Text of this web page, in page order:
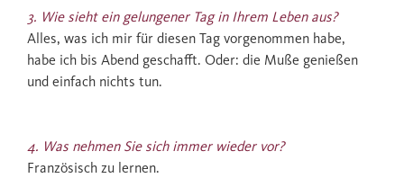
3. Wie sieht ein gelungener Tag in Ihrem Leben aus?
Alles, was ich mir für diesen Tag vorgenommen habe,
habe ich bis Abend geschafft. Oder: die Muße genießen
und einfach nichts tun.
4. Was nehmen Sie sich immer wieder vor?
Französisch zu lernen.